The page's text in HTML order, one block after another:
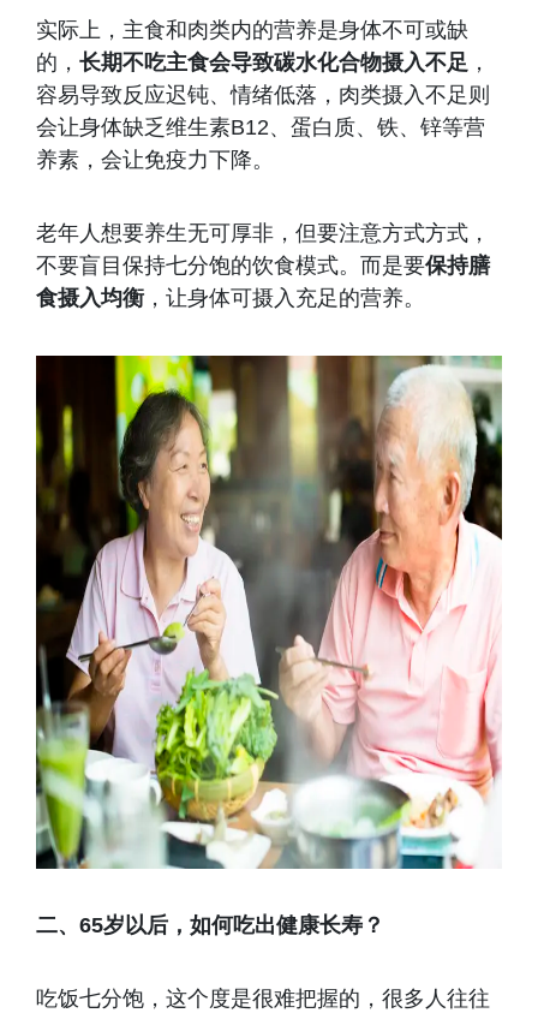
实际上，主食和肉类内的营养是身体不可或缺
的， 长期不吃主食会导致碳水化合物摄入不足 ，
容易导致反应迟钝、情绪低落，肉类摄入不足则
会让身体缺乏维生素B12、蛋白质、铁、锌等营
养素，会让免疫力下降。
老年人想要养生无可厚非，但要注意方式方式，
不要盲目保持七分饱的饮食模式。而是要保持膳
食摄入均衡 ，让身体可摄入充足的营养。
二、65岁以后，如何吃出健康长寿？
吃饭七分饱，这个度是很难把握的，很多人往往